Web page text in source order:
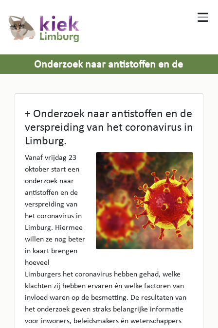
Onderzoek naar antistoffen en de
Limburg.
+ Onderzoek naar antistoffen en de
verspreiding van het coronavirus in
Limburg.
Vanaf vrijdag 23
oktober start een
onderzoek naar
antistoffen en de
verspreiding van
het coronavirus in
Limburg. Hiermee
willen ze nog beter
in kaart brengen
hoeveel
Limburgers het coronavirus hebben gehad, welke
klachten zij hebben ervaren én welke factoren van
invloed waren op de besmetting. De resultaten van
het onderzoek geven straks belangrijke informatie
voor inwoners, beleidsmakers én wetenschappers